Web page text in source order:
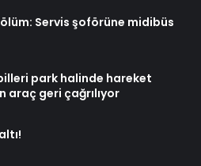
Servis şoförüne midibüs
park halinde hareket
araç geri çağrılıyor